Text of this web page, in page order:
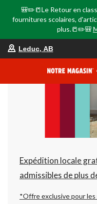
🎒✏️📒Le Retour en
fournitures scolaires,
plus.📒✏️🎒
Leduc, AB
Expédition locale
admissibles de plus
*Offre exclusive pour les